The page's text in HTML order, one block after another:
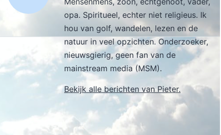
opa. Spiritueel, echter niet religieus. Ik
hou van golf, wandelen, lezen en de
natuur in veel opzichten. Onderzoeker,
nieuwsgierig, geen fan van de
mainstream media (MSM).
Bekijk alle berichten van Pieter.